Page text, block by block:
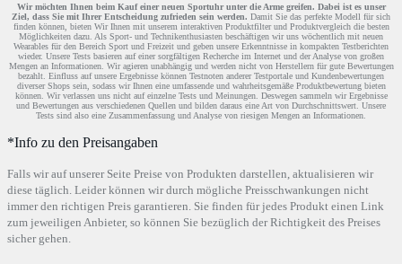
Wir möchten Ihnen beim Kauf einer neuen Sportuhr unter die Arme greifen. Dabei ist es unser
Ziel, dass Sie mit Ihrer Entscheidung zufrieden sein werden. Damit Sie das perfekte Modell für sich
finden können, bieten Wir Ihnen mit unserem interaktiven Produktfilter und Produktvergleich die besten
Möglichkeiten dazu. Als Sport- und Technikenthusiasten beschäftigen wir uns wöchentlich mit neuen
Wearables für den Bereich Sport und Freizeit und geben unsere Erkenntnisse in kompakten Testberichten
wieder. Unsere Tests basieren auf einer sorgfältigen Recherche im Internet und der Analyse von großen
Mengen an Informationen. Wir agieren unabhängig und werden nicht von Herstellern für gute Bewertungen
bezahlt. Einfluss auf unsere Ergebnisse können Testnoten anderer Testportale und Kundenbewertungen
diverser Shops sein, sodass wir Ihnen eine umfassende und wahrheitsgemäße Produktbewertung bieten
können. Wir verlassen uns nicht auf einzelne Tests und Meinungen. Deswegen sammeln wir Ergebnisse
und Bewertungen aus verschiedenen Quellen und bilden daraus eine Art von Durchschnittswert. Unsere
Tests sind also eine Zusammenfassung und Analyse von riesigen Mengen an Informationen.
*Info zu den Preisangaben
Falls wir auf unserer Seite Preise von Produkten darstellen, aktualisieren wir
diese täglich. Leider können wir durch mögliche Preisschwankungen nicht
immer den richtigen Preis garantieren. Sie finden für jedes Produkt einen Link
zum jeweiligen Anbieter, so können Sie bezüglich der Richtigkeit des Preises
sicher gehen.